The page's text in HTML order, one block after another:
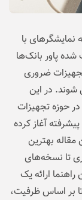
با
شده پاور بانک‌ها
ضروری
شوند. در این
در حوزه تجهیزات
پیشرفته آغاز کرده
بهترین
تا نسخه‌های
ارائه یک
بر اساس ظرفیت،